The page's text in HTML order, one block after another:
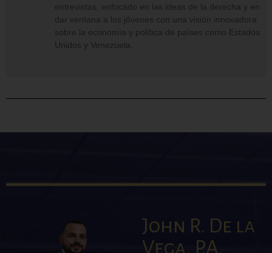
entrevistas, enfocado en las ideas de la derecha y en
dar ventana a los jóvenes con una visión innovadora
sobre la economía y política de países como Estados
Unidos y Venezuela.
John R. De la
Vega, P.A.